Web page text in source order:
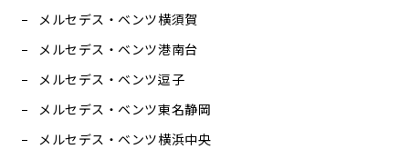
メルセデス・ベンツ横須賀
メルセデス・ベンツ港南台
メルセデス・ベンツ逗子
メルセデス・ベンツ東名静岡
メルセデス・ベンツ横浜中央